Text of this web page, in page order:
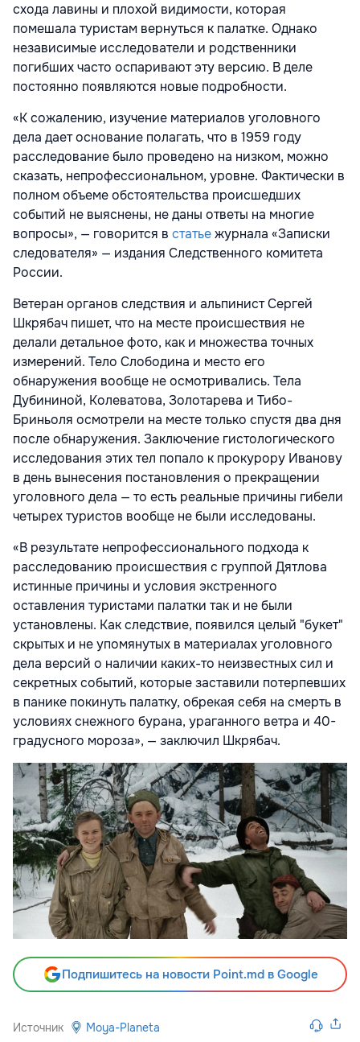
схода лавины и плохой видимости, которая
помешала туристам вернуться к палатке. Однако
независимые исследователи и родственники
погибших часто оспаривают эту версию. В деле
постоянно появляются новые подробности.
«К сожалению, изучение материалов уголовного
дела дает основание полагать, что в 1959 году
расследование было проведено на низком, можно
сказать, непрофессиональном, уровне. Фактически в
полном объеме обстоятельства происшедших
событий не выяснены, не даны ответы на многие
вопросы», — говорится в статьежурнала «Записки
следователя» — издания Следственного комитета
России.
Ветеран органов следствия и альпинист Сергей
Шкрябач пишет, что на месте происшествия не
делали детальное фото, как и множества точных
измерений. Тело Слободина и место его
обнаружения вообще не осмотривались. Тела
Дубининой, Колеватова, Золотарева и Тибо-
Бриньоля осмотрели на месте только спустя два дня
после обнаружения. Заключение гистологического
исследования этих тел попало к прокурору Иванову
в день вынесения постановления о прекращении
уголовного дела — то есть реальные причины гибели
четырех туристов вообще не были исследованы.
«В результате непрофессионального подхода к
расследованию происшествия с группой Дятлова
истинные причины и условия экстренного
оставления туристами палатки так и не были
установлены. Как следствие, появился целый "букет"
скрытых и не упомянутых в материалах уголовного
дела версий о наличии каких-то неизвестных сил и
секретных событий, которые заставили потерпевших
в панике покинуть палатку, обрекая себя на смерть в
условиях снежного бурана, ураганного ветра и 40-
градусного мороза», — заключил Шкрябач.
Подпишитесь на новости Point.md в Google
Источник Moya-Planeta